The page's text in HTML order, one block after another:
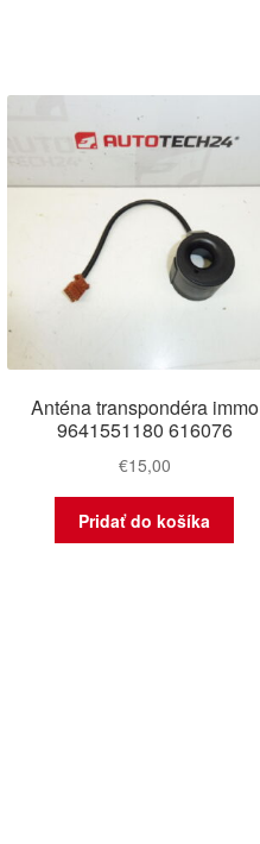
Anténa transpondéra immo
9641551180 616076
€15,00
Pridať do košíka